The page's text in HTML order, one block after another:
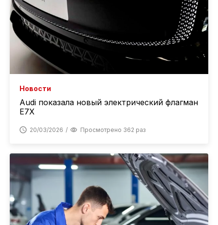
Новости
Audi показала новый электрический флагман
E7X
20/03/2026 Просмотрено 362 раз